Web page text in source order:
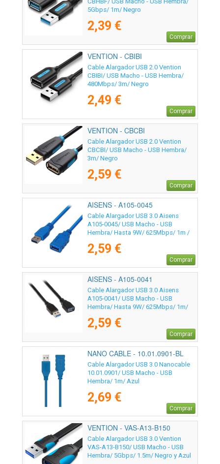
5Gbps/ 1m/ Negro
2,39 €
Comprar
VENTION - CBIBI
Cable Alargador USB 2.0 Vention
CBIBI/ USB Macho - USB Hembra/
480Mbps/ 3m/ Negro
2,49 €
Comprar
VENTION - CBCBI
Cable Alargador USB 2.0 Vention
CBCBI/ USB Macho - USB Hembra/
3m/ Negro
2,59 €
Comprar
AISENS - A105-0045
Cable Alargador USB 3.0 Aisens
A105-0045/ USB Macho - USB
Hembra/ Hasta 9W/ 625Mbps/ 1m /
2,59 €
Comprar
AISENS - A105-0041
Cable Alargador USB 3.0 Aisens
A105-0041/ USB Macho - USB
Hembra/ Hasta 9W/ 625Mbps/ 1m/
2,59 €
Comprar
NANO CABLE - 10.01.0901-BL
Cable Alargador USB 3.0 Nanocable
10.01.0901/ USB Macho - USB
Hembra/ 1m/ Azul
2,69 €
Comprar
VENTION - VAS-A13-B150
Cable Alargador USB 3.0 Vention
VAS-A13-B150/ USB Macho - USB
Hembra/ 5Gbps/ 1.5m/ Negro y Azul